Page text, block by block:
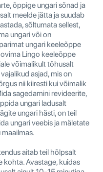
õppige ungari sõnad ja
meelde jätta ja suudab
sõltumata sellest,
ungari või on
ungari keeleõppe
Lingo keeleõppe
võimalikult tõhusalt
asjad, mis on
nii kiiresti kui võimalik
sagedamini revideerite,
ungari ladusalt
ungari hästi, on teil
ungari veebis ja mäletate
aitab teil hõlpsalt
kohta. Avastage, kuidas